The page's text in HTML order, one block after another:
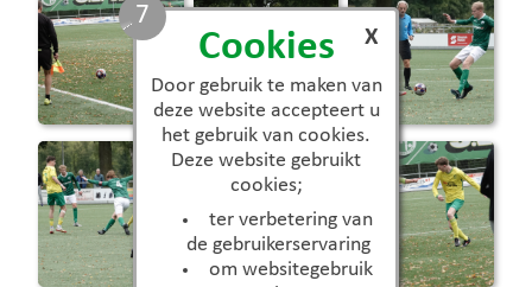
Cookies
Door gebruik te maken van
deze website accepteert u
het gebruik van cookies.
Deze website gebruikt
cookies;
ter verbetering van
de gebruikerservaring
om websitegebruik
X
6